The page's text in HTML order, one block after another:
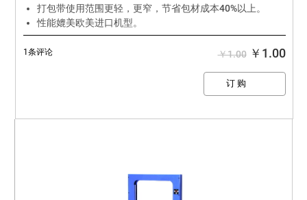
打包带使用范围更轻，更窄，节省包材成本40%以上。
性能媲美欧美进口机型。
￥1.00￥1.00
1条评论